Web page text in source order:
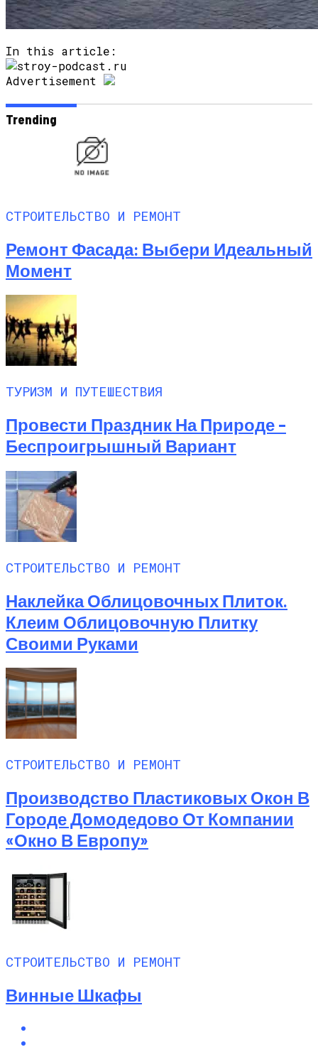
In this article:
Advertisement
Trending
СТРОИТЕЛЬСТВО И РЕМОНТ
Ремонт Фасада: Выбери Идеальный
Момент
ТУРИЗМ И ПУТЕШЕСТВИЯ
Провести Праздник На Природе –
Беспроигрышный Вариант
СТРОИТЕЛЬСТВО И РЕМОНТ
Наклейка Облицовочных Плиток.
Клеим Облицовочную Плитку
Своими Руками
СТРОИТЕЛЬСТВО И РЕМОНТ
Производство Пластиковых Окон В
Городе Домодедово От Компании
«Окно В Европу»
СТРОИТЕЛЬСТВО И РЕМОНТ
Винные Шкафы